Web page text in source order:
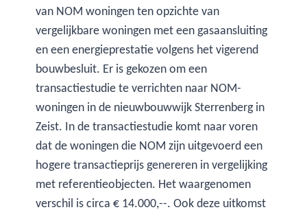
van NOM woningen ten opzichte van
vergelijkbare woningen met een gasaansluiting
en een energieprestatie volgens het vigerend
bouwbesluit. Er is gekozen om een
transactiestudie te verrichten naar NOM-
woningen in de nieuwbouwwijk Sterrenberg in
Zeist. In de transactiestudie komt naar voren
dat de woningen die NOM zijn uitgevoerd een
hogere transactieprijs genereren in vergelijking
met referentieobjecten. Het waargenomen
verschil is circa € 14.000,--. Ook deze uitkomst